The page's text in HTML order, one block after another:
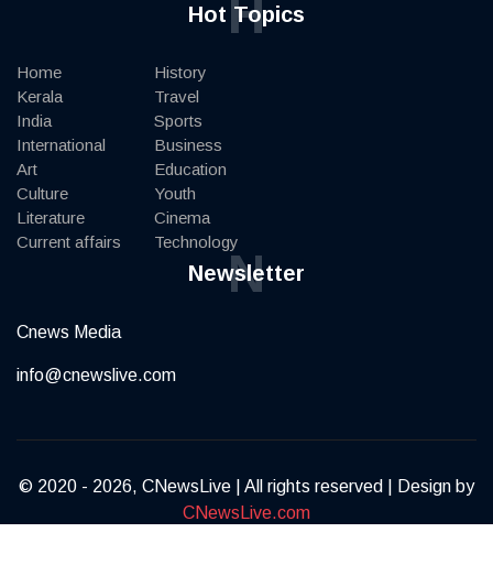
Hot Topics
H
Home
Kerala
India
International
Art
Culture
Literature
Current affairs
History
Travel
Sports
Business
Education
Youth
Cinema
Technology
Newsletter
N
Cnews Media
info@cnewslive.com
© 2020 - 2026, CNewsLive | All rights reserved | Design by
CNewsLive.com